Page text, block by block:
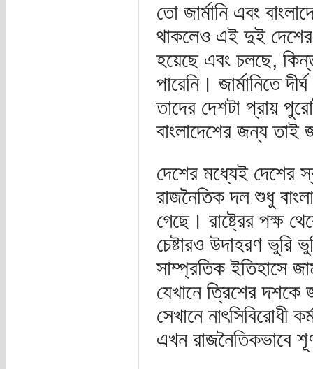
তো জার্মানি এবং
থাকলেও এই দুই দেশের
হয়েছে এবং চলছে,
পারেনি। জার্মানিতে
তাদের দেশটা প্রায়
বাংলাদেশের জন্য তাই
দেশের মধ্যেই দেশের
রাজনৈতিক দল শুধু
গেছে। রাষ্ট্রের পক্ষ
চেষ্টারও উদাহরণ
সাম্প্রতিক ইতিহাসে
যেখানে ত্রিশের দশকে
সেখানে নাৎসিবিরোধী
এখন রাজনৈতিকভাবে